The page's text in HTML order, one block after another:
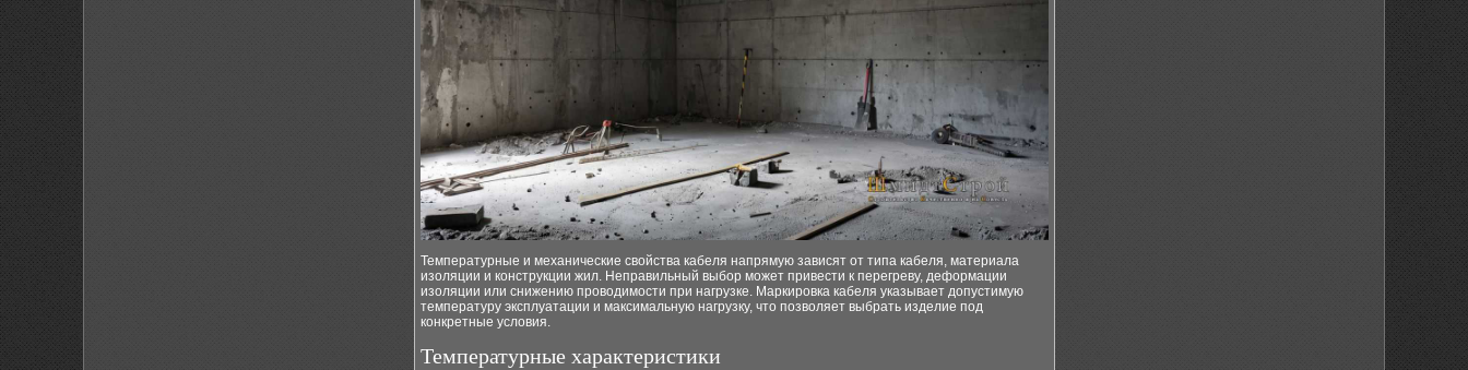
Температурные и механические свойства кабеля напрямую зависят от типа кабеля, материала
изоляции и конструкции жил. Неправильный выбор может привести к перегреву, деформации
изоляции или снижению проводимости при нагрузке. Маркировка кабеля указывает допустимую
температуру эксплуатации и максимальную нагрузку, что позволяет выбрать изделие под
конкретные условия.
Температурные характеристики